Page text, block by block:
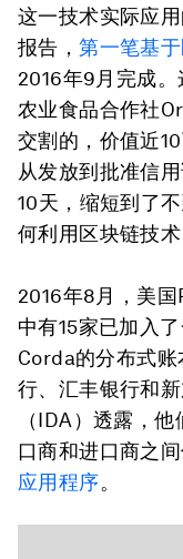
这一技术实际应
报告，第一笔基
2016年9月完成
农业食品合作社
交割的，价值近
从发放到批准信
10天，缩短到了
何利用区块链技
2016年8月，美
中有15家已加入
Corda的分布式
行、汇丰银行和
（IDA）透露，
口商和进口商之
应用程序。